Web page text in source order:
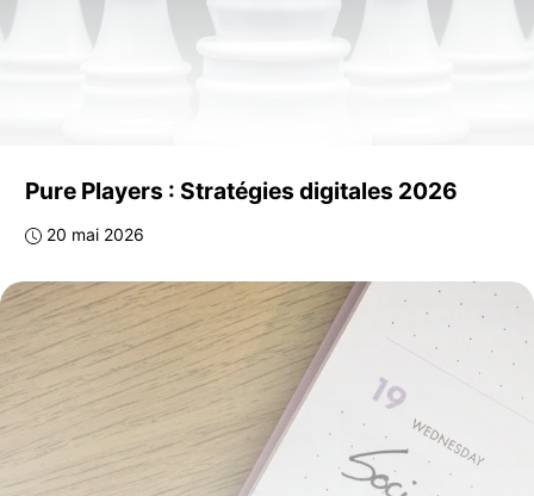
Pure Players : Stratégies digitales 2026
20 mai 2026